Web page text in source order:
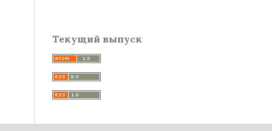
Текущий выпуск